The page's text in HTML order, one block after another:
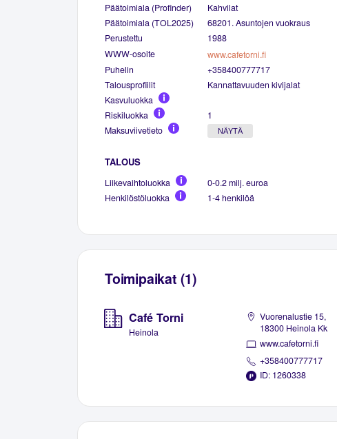
Päätoimiala (Profinder)
Kahvilat
Päätoimiala (TOL2025)
68201. Asuntojen vuokraus
Perustettu
1988
WWW-osoite
www.cafetorni.fi
Puhelin
+358400777717
Talousprofiilit
Kannattavuuden kivijalat
Kasvuluokka
Riskiluokka
1
Maksuviivetieto
NÄYTÄ
TALOUS
Liikevaihtoluokka
0-0.2 milj. euroa
Henkilöstöluokka
1-4 henkilöä
Toimipaikat (1)
Café Torni
Heinola
Vuorenalustie 15,
18300 Heinola Kk
www.cafetorni.fi
+358400777717
ID: 1260338